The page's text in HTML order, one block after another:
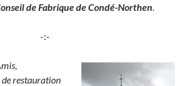
de Fabrique de Condé-Northen.
-:-
de restauration